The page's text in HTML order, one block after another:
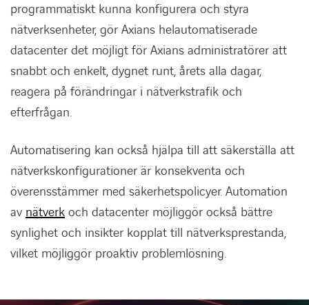
programmatiskt kunna konfigurera och styra
nätverksenheter, gör Axians helautomatiserade
datacenter det möjligt för Axians administratörer att
snabbt och enkelt, dygnet runt, årets alla dagar,
reagera på förändringar i nätverkstrafik och
efterfrågan.
Automatisering kan också hjälpa till att säkerställa att
nätverkskonfigurationer är konsekventa och
överensstämmer med säkerhetspolicyer. Automation
av nätverk och datacenter möjliggör också bättre
synlighet och insikter kopplat till nätverksprestanda,
vilket möjliggör proaktiv problemlösning.